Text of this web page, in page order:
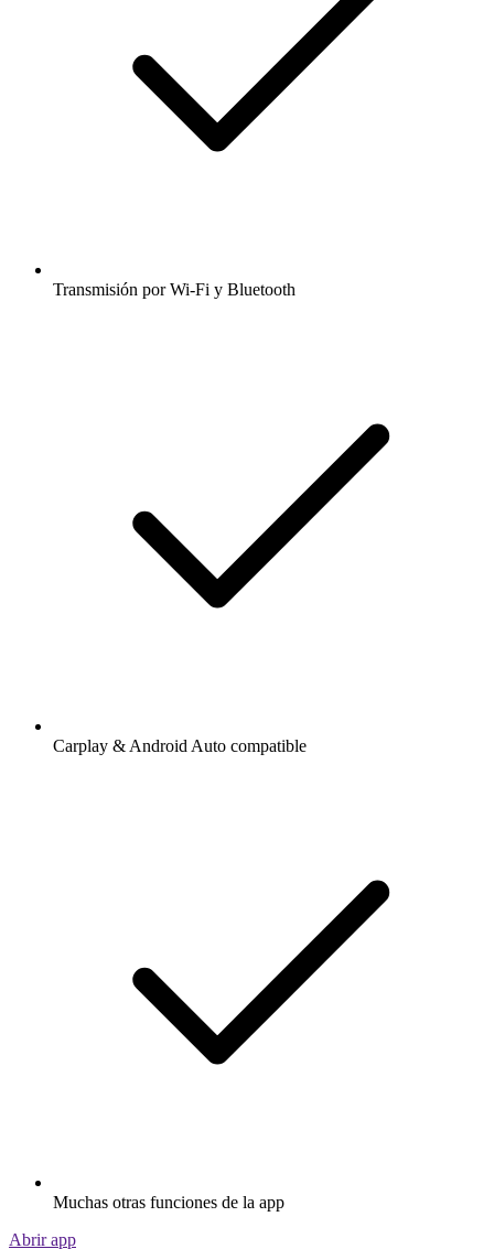
Transmisión por Wi-Fi y Bluetooth
Carplay & Android Auto compatible
Muchas otras funciones de la app
Abrir app